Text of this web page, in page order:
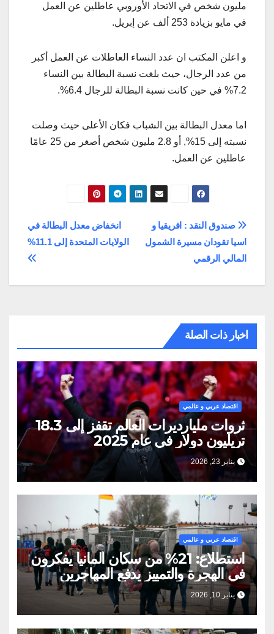
مليون شخص في الاتحاد الأوروبي عاطلين عن العمل
في مايو بزيادة 253 ألف عن إبريل.
و اعلن المكتب ان عدد النساء العاطلات عن العمل أكبر
من عدد الرجال، حيث بلغت نسبة البطالة بين النساء
7.2% في حين كانت نسبة البطالة للرجال 6.4%.
اما معدل البطالة بين الشباب فكان الأعلى حيث وصلت
نسبته إلى 15%, أو 2.8 مليون شخص أصغر من 25 عامًا
عاطلين عن العمل.
تصفّح
المقالات
انخفاض معدل البطالة في
الولايات المتحدة إلى 11.1%
صندوق النقد : افريقيا و
اسيا تقودان مسيرة الشمول
المالي الرقمي
اخبار ذات الصلة
اقتصاد عربي و عالمي
ثروات مليارديرات العالم تقفز إلى 18.3
تريليون دولار في عام 2025
يناير 23, 2026
اقتصاد عربي و عالمي
استطلاع: 21% من سكان ألمانيا يفكرون
في الهجرة والتمييز يدفع المهاجرين
للمغادرة
يناير 10, 2026